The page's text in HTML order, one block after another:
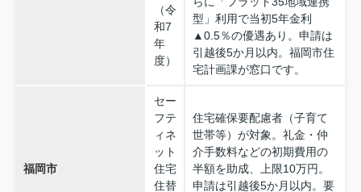
（令
和7
年
度）
型」利用で当初5年金利
▲0.5％の優遇あり。申請は
引越後5か月以内。福岡市住
宅計画課が窓口です。
福岡市
セー
フテ
ィネ
ット
住宅
住替
住宅確保要配慮者（子育て
世帯等）が対象。礼金・仲
介手数料などの初期費用の
半額を助成、上限10万円。
申請は引越後5か月以内。要